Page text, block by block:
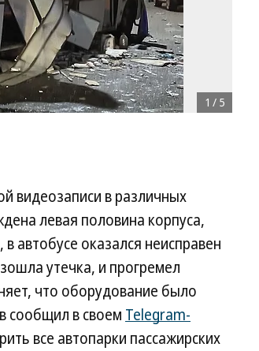
1 / 5
видеозаписи в различных
левая половина корпуса,
автобусе оказался неисправен
утечка, и прогремел
что оборудование было
сообщил в своем Telegram-
все автопарки пассажирских